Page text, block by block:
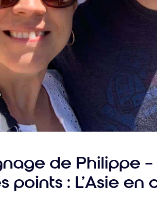
de Philippe
points : L’Asie en